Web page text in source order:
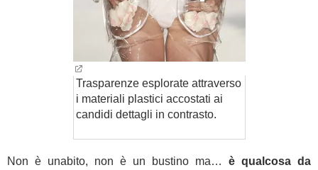
Trasparenze esplorate attraverso
i materiali plastici accostati ai
candidi dettagli in contrasto.
Non è unabito, non è un bustino ma… è qualcosa da